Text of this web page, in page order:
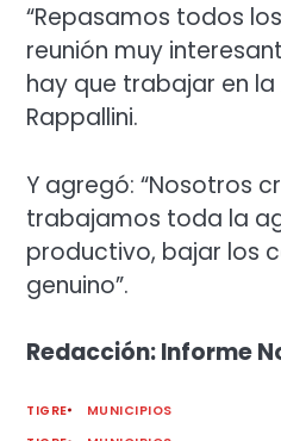
“Repasamos todos
reunión muy
hay que trabajar en
Rappallini.
Y agregó: “Nosotros
trabajamos toda la
productivo, bajar los
genuino”.
Redacción: Informe
TIGRE
MUNICIPIOS